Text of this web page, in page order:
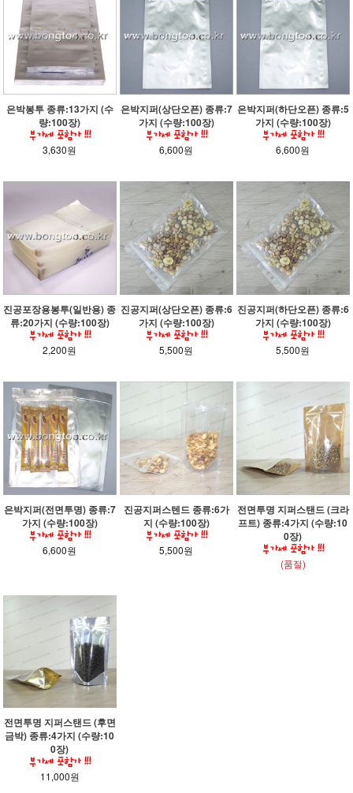
은박봉투 종류:13가지 (수
량:100장)
3,630원
은박지퍼(상단오픈) 종류:7
가지 (수량:100장)
6,600원
은박지퍼(하단오픈) 종류:5
가지 (수량:100장)
6,600원
진공포장용봉투(일반용) 종
류:20가지 (수량:100장)
2,200원
진공지퍼(상단오픈) 종류:6
가지 (수량:100장)
5,500원
진공지퍼(하단오픈) 종류:6
가지 (수량:100장)
5,500원
은박지퍼(전면투명) 종류:7
가지 (수량:100장)
6,600원
진공지퍼스텐드 종류:6가
지 (수량:100장)
5,500원
전면투명 지퍼스탠드 (크라
프트) 종류:4가지 (수량:10
0장)
(품절)
전면투명 지퍼스탠드 (후면
금박) 종류:4가지 (수량:10
0장)
11,000원